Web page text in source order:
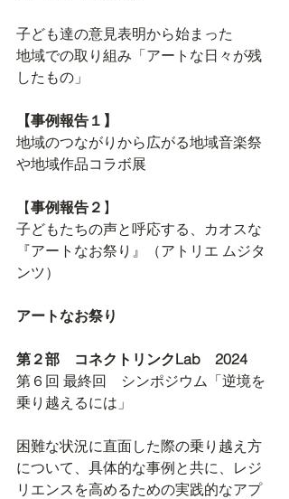
子ども達の意見表明から始まった
地域での取り組み「アートな日々が残
したもの」
【事例報告１】
地域のつながりから広がる地域音楽祭
や地域作品コラボ展
【事例報告２ 】
子どもたちの声と呼応する、カオスな
『アートなお祭り』（アトリエ ムジタ
ンツ）
アートなお祭り
第２部　コネクトリンクLab　2024
第６回 最終回　シンポジウム「逆境を
乗り越えるには」
困難な状況に直面した際の乗り越え方
について、具体的な事例と共に、レジ
リエンスを高めるための実践的なアプ